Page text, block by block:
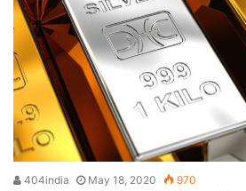
404india May 18, 2020 970